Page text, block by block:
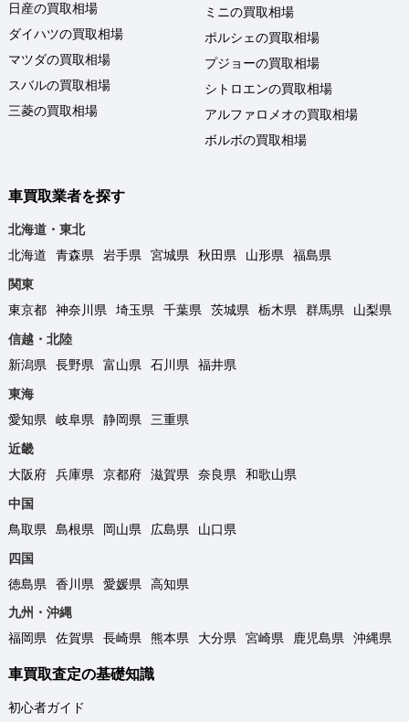
日産の買取相場
ダイハツの買取相場
マツダの買取相場
スバルの買取相場
三菱の買取相場
ミニの買取相場
ポルシェの買取相場
プジョーの買取相場
シトロエンの買取相場
アルファロメオの買取相場
ボルボの買取相場
車買取業者を探す
北海道・東北
北海道
青森県 岩手県 宮城県 秋田県 山形県
福島県
関東
東京都
神奈川県 埼玉県 千葉県 茨城県 栃木県 群馬県
山梨県
信越・北陸
新潟県
長野県 富山県 石川県
福井県
東海
愛知県
岐阜県 静岡県
三重県
近畿
大阪府
兵庫県 京都府 滋賀県 奈良県
和歌山県
中国
鳥取県
島根県 岡山県 広島県
山口県
四国
徳島県
香川県 愛媛県
高知県
九州・沖縄
福岡県
佐賀県 長崎県 熊本県 大分県 宮崎県 鹿児島県 沖縄県
車買取査定の基礎知識
初心者ガイド